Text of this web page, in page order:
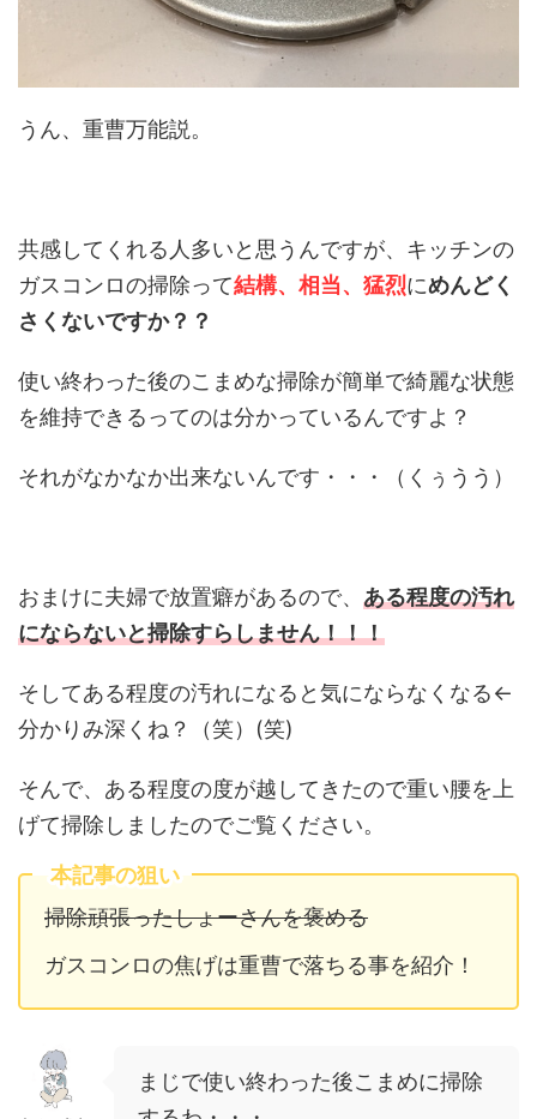
うん、重曹万能説。
共感してくれる人多いと思うんですが、キッチンの
ガスコンロの掃除って結構、相当、猛烈にめんどく
さくないですか？？
使い終わった後のこまめな掃除が簡単で綺麗な状態
を維持できるってのは分かっているんですよ？
それがなかなか出来ないんです・・・（くぅうう）
おまけに夫婦で放置癖があるので、 ある程度の汚れ
にならないと掃除すらしません！！！
そしてある程度の汚れになると気にならなくなる←
分かりみ深くね？（笑）(笑)
そんで、ある程度の度が越してきたので重い腰を上
げて掃除しましたのでご覧ください。
本記事の狙い
掃除頑張ったしょーさんを褒める
ガスコンロの焦げは重曹で落ちる事を紹介！
まじで使い終わった後こまめに掃除